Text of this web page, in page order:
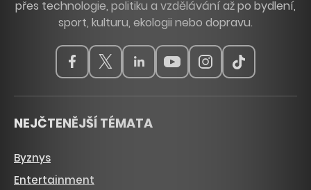
přes technologie, politiku a vzdělávání až po bydlení,
sport, kulturu, ekologii nebo dopravu.
NEJČTENĚJŠÍ TÉMATA
Byznys
Entertainment